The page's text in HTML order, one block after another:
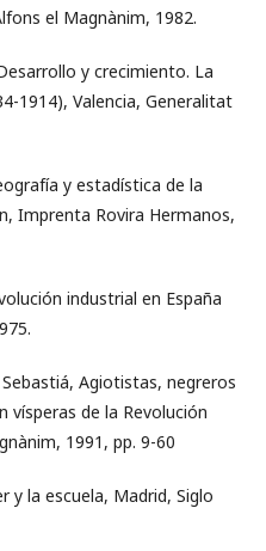
el Magnànim, 1982.
y crecimiento. La
1914), Valencia, Generalitat
y estadística de la
Imprenta Rovira Hermanos,
industrial en España
Sebastiá, Agiotistas, negreros
vísperas de la Revolución
1991, pp. 9-60
y la escuela, Madrid, Siglo